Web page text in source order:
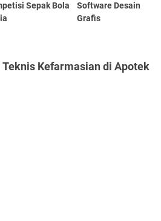
Sepak Bola
Software Desain
Grafis
Kefarmasian di Apotek